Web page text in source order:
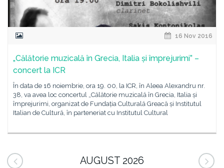
16 Nov 2016
„Călătorie muzicală în Grecia, Italia și împrejurimi” –
concert la ICR
În data de 16 noiembrie, ora 19. 00, la ICR, în Aleea Alexandru nr.
38, va avea loc concertul „Călătorie muzicală în Grecia, Italia și
împrejurimi, organizat de Fundația Culturală Greacă și Institutul
Italian de Cultură, în parteneriat cu Institutul Cultural
AUGUST 2026